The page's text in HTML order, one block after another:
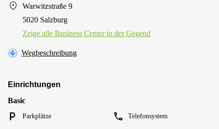
Warwitzstraße 9
5020 Salzburg
Zeige alle Business Center in der Gegend
Wegbeschreibung
Einrichtungen
Basic
Parkplätze Telefonsystem